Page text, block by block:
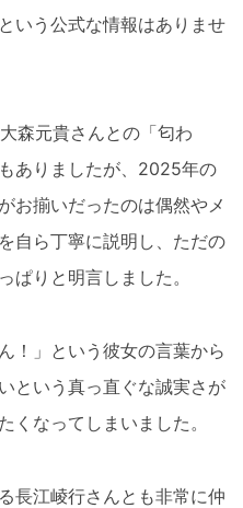
いう公式な情報はありませ
森元貴さんとの「匂わ
ありましたが、2025年の
お揃いだったのは偶然やメ
自ら丁寧に説明し、ただの
ぱりと明言しました。
！」という彼女の言葉から
という真っ直ぐな誠実さが
くなってしまいました。
長江崚行さんとも非常に仲